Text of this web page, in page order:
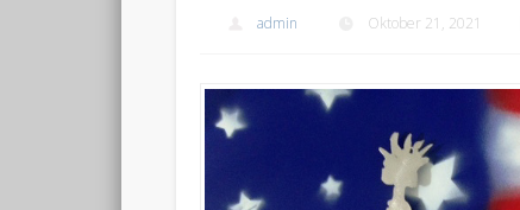
admin Oktober 21, 2021